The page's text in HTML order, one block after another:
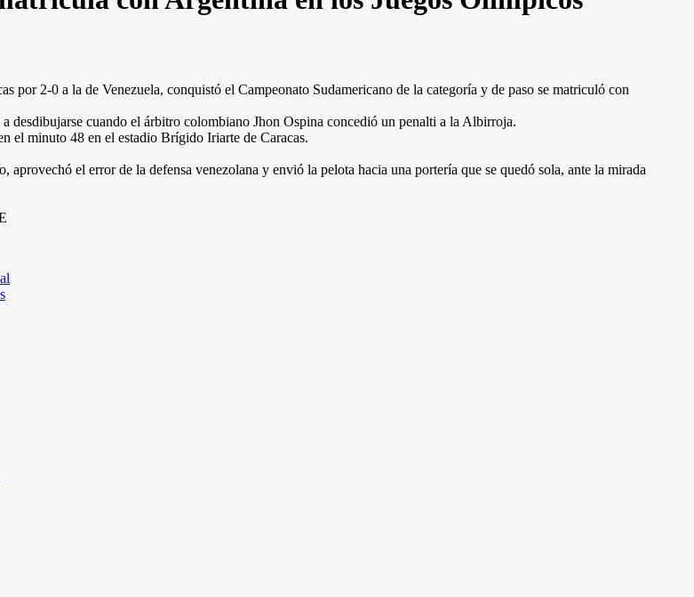
por 2-0 a la de Venezuela, conquistó el Campeonato Sudamericano de la categoría y de paso se matriculó con
cuando el árbitro colombiano Jhon Ospina concedió un penalti a la Albirroja.
el minuto 48 en el estadio Brígido Iriarte de Caracas.
el error de la defensa venezolana y envió la pelota hacia una portería que se quedó sola, ante la mirada